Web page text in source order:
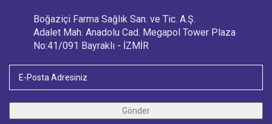
Boğaziçi Farma Sağlık San. ve Tic. A.Ş.
Adalet Mah. Anadolu Cad. Megapol Tower Plaza
No:41/091 Bayraklı - İZMİR